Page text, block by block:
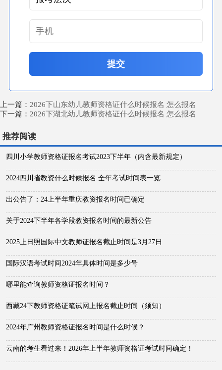
提交
上一篇： 2026下山东幼儿教师资格证什么时候报名 怎么报名
下一篇： 2026下湖北幼儿教师资格证什么时候报名 怎么报名
推荐阅读
四川小学教师资格证报名考试2023下半年（内含最新规定）
2024四川省教资什么时候报名 全年考试时间表一览
出公告了：24上半年重庆教资报名时间已确定
关于2024下半年各学段教资报名时间的最新公告
2025上日照国际中文教师证报名截止时间是3月27日
国际汉语考试时间2024年具体时间是多少号
哪里能查询教师资格证报名时间？
西藏24下教师资格证笔试网上报名截止时间（须知）
2024年广州教师资格证报名时间是什么时候？
云南的考生看过来！2026年上半年教师资格证考试时间确定！